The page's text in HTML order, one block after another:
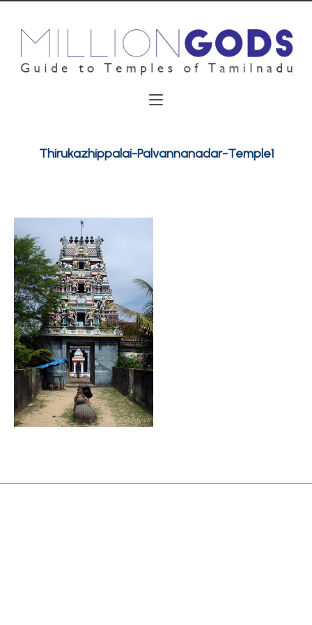
Thirukazhippalai-Palvannanadar-Temple1